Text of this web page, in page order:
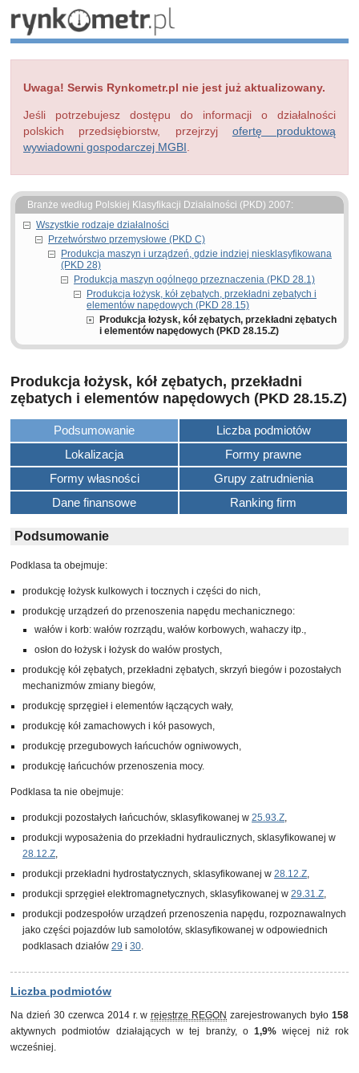
Uwaga! Serwis Rynkometr.pl nie jest już aktualizowany.
Jeśli potrzebujesz dostępu do informacji o działalności
polskich przedsiębiorstw, przejrzyj ofertę produktową
wywiadowni gospodarczej MGBI
Branże według Polskiej Klasyfikacji Działalności (PKD) 2007:
Wszystkie rodzaje działalności
Przetwórstwo przemysłowe (PKD C)
Produkcja maszyn i urządzeń, gdzie indziej niesklasyfikowana
(PKD 28)
Produkcja maszyn ogólnego przeznaczenia (PKD 28.1)
Produkcja łożysk, kół zębatych, przekładni zębatych i
elementów napędowych (PKD 28.15)
Produkcja łożysk, kół zębatych, przekładni zębatych
i elementów napędowych (PKD 28.15.Z)
Produkcja łożysk, kół zębatych, przekładni
zębatych i elementów napędowych (PKD 28.15.Z)
Podsumowanie
Liczba podmiotów
Lokalizacja
Formy prawne
Formy własności
Grupy zatrudnienia
Dane finansowe
Ranking firm
Podsumowanie
Podklasa ta obejmuje:
produkcję łożysk kulkowych i tocznych i części do nich,
produkcję urządzeń do przenoszenia napędu mechanicznego:
wałów i korb: wałów rozrządu, wałów korbowych, wahaczy itp.,
osłon do łożysk i łożysk do wałów prostych,
produkcję kół zębatych, przekładni zębatych, skrzyń biegów i pozostałych
mechanizmów zmiany biegów,
produkcję sprzęgieł i elementów łączących wały,
produkcję kół zamachowych i kół pasowych,
produkcję przegubowych łańcuchów ogniwowych,
produkcję łańcuchów przenoszenia mocy.
Podklasa ta nie obejmuje:
produkcji pozostałych łańcuchów, sklasyfikowanej w 25.93.Z,
produkcji wyposażenia do przekładni hydraulicznych, sklasyfikowanej w
28.12.Z,
produkcji przekładni hydrostatycznych, sklasyfikowanej w 28.12.Z,
produkcji sprzęgieł elektromagnetycznych, sklasyfikowanej w 29.31.Z,
produkcji podzespołów urządzeń przenoszenia napędu, rozpoznawalnych
jako części pojazdów lub samolotów, sklasyfikowanej w odpowiednich
podklasach działów 29 i 30.
Liczba podmiotów
Na dzień 30 czerwca 2014 r. wrejestrze REGON zarejestrowanych było158
aktywnych podmiotów działających w tej branży, o1,9% więcej niż rok
wcześniej.